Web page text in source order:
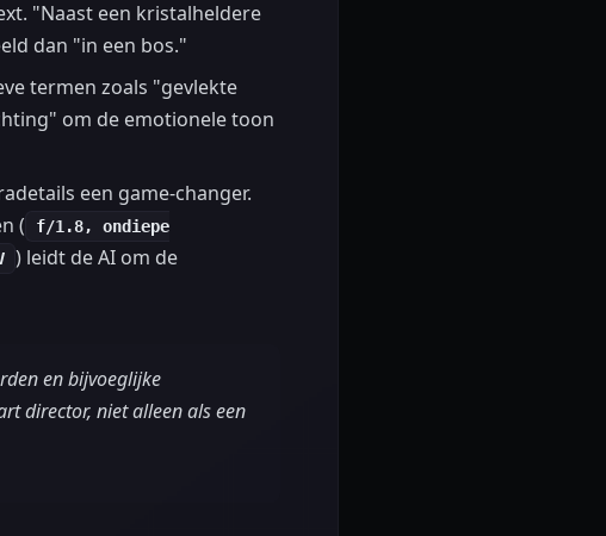
"Naast een kristalheldere
dan "in een bos."
termen zoals "gevlekte
om de emotionele toon
een game-changer.
(
f/1.8, ondiepe
) leidt de AI om de
en bijvoeglijke
director, niet alleen als een